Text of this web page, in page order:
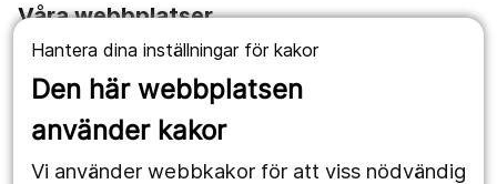
Hantera dina inställningar för kakor
Den här webbplatsen
använder kakor
Vi använder webbkakor för att viss nödvändig
Våra webbplatser
1177.se
Länstrafiken